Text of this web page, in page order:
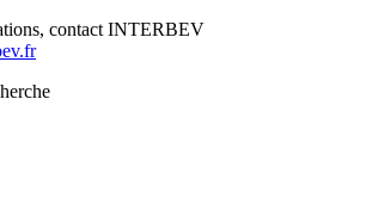
contact INTERBEV